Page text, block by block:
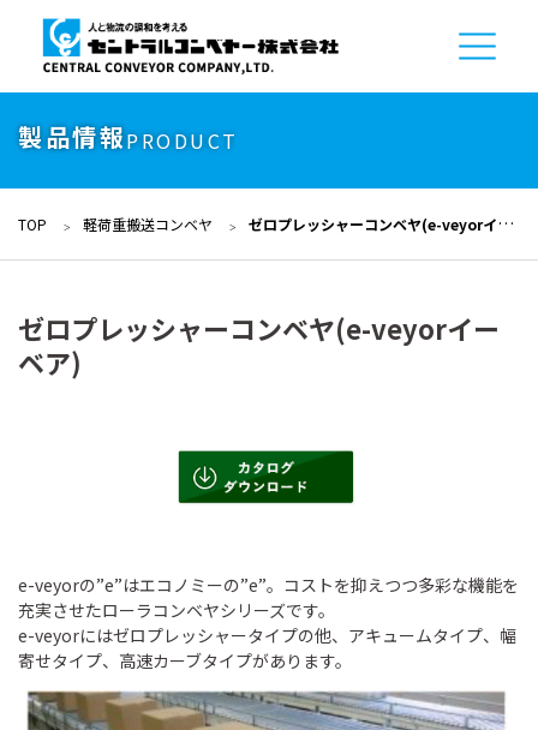
製品情報PRODUCT
TOP 軽荷重搬送コンベヤ ゼロプレッシャーコンベヤ(e-veyorイーベア)
ゼロプレッシャーコンベヤ(e-veyorイー
ベア)
e-veyorの”e”はエコノミーの”e”。コストを抑えつつ多彩な機能を
充実させたローラコンベヤシリーズです。
e-veyorにはゼロプレッシャータイプの他、アキュームタイプ、幅
寄せタイプ、高速カーブタイプがあります。